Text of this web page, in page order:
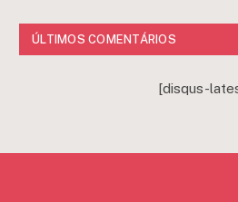
ÚLTIMOS COMENTÁRIOS
[disqus-